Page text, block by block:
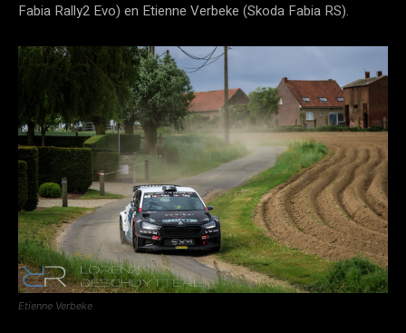
Fabia Rally2 Evo) en Etienne Verbeke (Skoda Fabia RS).
Etienne Verbeke